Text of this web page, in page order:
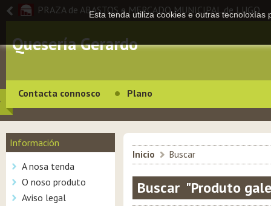
PRAZA de ABASTOS e MERCADO MUNICIPAL de LUGO
Quesería Gerardo
Contacta connosco Plano
Información
A nosa tenda
O noso produto
Aviso legal
Inicio > Buscar
Buscar "Produto
Esta tenda utiliza cookies e outras